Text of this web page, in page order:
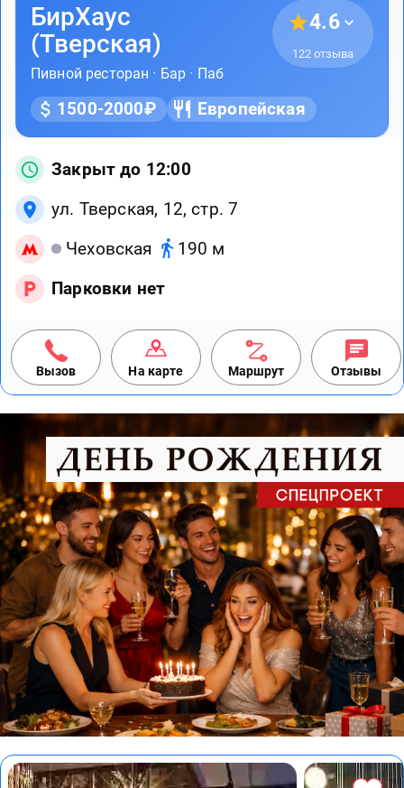
БирХаус
(Тверская)
Пивной ресторан · Бар · Паб
4.6
122 отзыва
1500-2000₽ Европейская
Закрыт до 12:00
ул. Тверская, 12, стр. 7
Чеховская
190 м
Парковки нет
Вызов На карте Маршрут Отзывы